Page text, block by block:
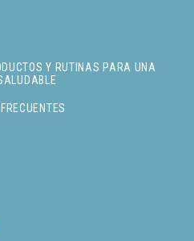
Y RUTINAS PARA UNA